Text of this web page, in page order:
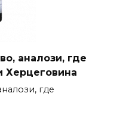
аналози, где
Херцеговина
где